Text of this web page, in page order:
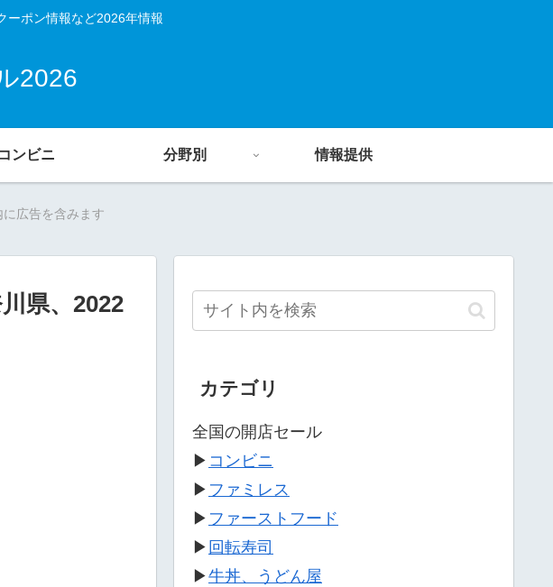
ーポン情報など2026年情報
2026
コンビニ 分野別 情報提供
に広告を含みます
県、2022
カテゴリ
全国の開店セール
▶ コンビニ
▶ ファミレス
▶ ファーストフード
▶ 回転寿司
▶牛丼、うどん屋